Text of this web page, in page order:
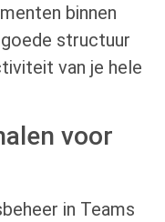
binnen
structuur
van je hele
voor
in Teams